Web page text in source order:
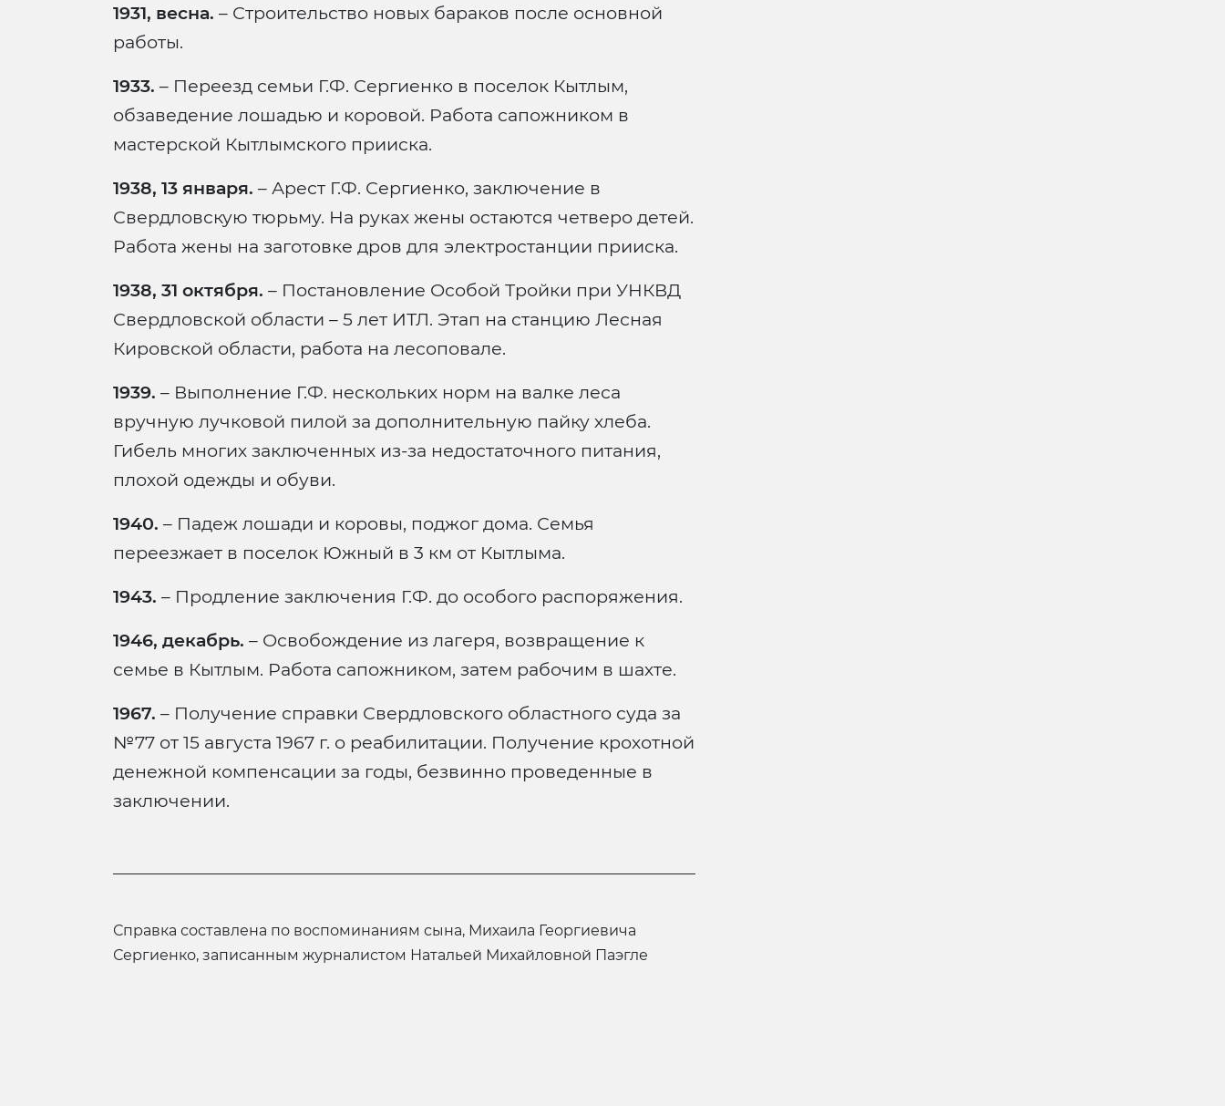
1931, весна. – Строительство новых бараков после основной
работы.
1933. – Переезд семьи Г.Ф. Сергиенко в поселок Кытлым,
обзаведение лошадью и коровой. Работа сапожником в
мастерской Кытлымского прииска.
1938, 13 января. – Арест Г.Ф. Сергиенко, заключение в
Свердловскую тюрьму. На руках жены остаются четверо детей.
Работа жены на заготовке дров для электростанции прииска.
1938, 31 октября. – Постановление Особой Тройки при УНКВД
Свердловской области – 5 лет ИТЛ. Этап на станцию Лесная
Кировской области, работа на лесоповале.
1939. – Выполнение Г.Ф. нескольких норм на валке леса
вручную лучковой пилой за дополнительную пайку хлеба.
Гибель многих заключенных из-за недостаточного питания,
плохой одежды и обуви.
1940. – Падеж лошади и коровы, поджог дома. Семья
переезжает в поселок Южный в 3 км от Кытлыма.
1943. – Продление заключения Г.Ф. до особого распоряжения.
1946, декабрь. – Освобождение из лагеря, возвращение к
семье в Кытлым. Работа сапожником, затем рабочим в шахте.
1967. – Получение справки Свердловского областного суда за
№77 от 15 августа 1967 г. о реабилитации. Получение крохотной
денежной компенсации за годы, безвинно проведенные в
заключении.
Справка составлена по воспоминаниям сына, Михаила Георгиевича
Сергиенко, записанным журналистом Натальей Михайловной Паэгле